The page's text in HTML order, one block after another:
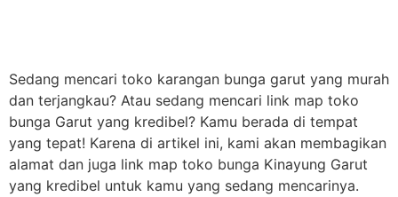
Sedang mencari toko karangan bunga garut yang murah
dan terjangkau? Atau sedang mencari link map toko
bunga Garut yang kredibel? Kamu berada di tempat
yang tepat! Karena di artikel ini, kami akan membagikan
alamat dan juga link map toko bunga Kinayung Garut
yang kredibel untuk kamu yang sedang mencarinya.